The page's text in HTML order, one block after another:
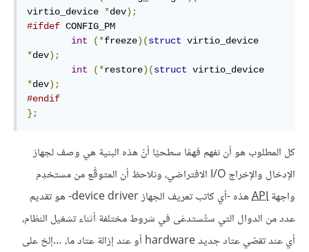
virtio_device *dev);
#ifdef CONFIG_PM
int
(*freeze)(struct
*dev);
int
(*restore)(struct
*dev);
#endif
};
كل المطلوب هو أن نفهم فهمًا سطحيًا أنّ هذه البنية هي وصف لجهاز
الإدخال والإخراج I/O الافتراضي، ونلاحظ أن المتوقَّع من مستخدِم
واجهةAPI
هذه -أي كاتب تعريف الجهاز device driver- هو تقديم
عدد من الدوال التي ستُستدعَى في شروط مختلفة أثناء تشغيل النظام،
أي عند تقصّي عتاد جديد hardware أو عند إزالة عتاد ما، …إلخ على